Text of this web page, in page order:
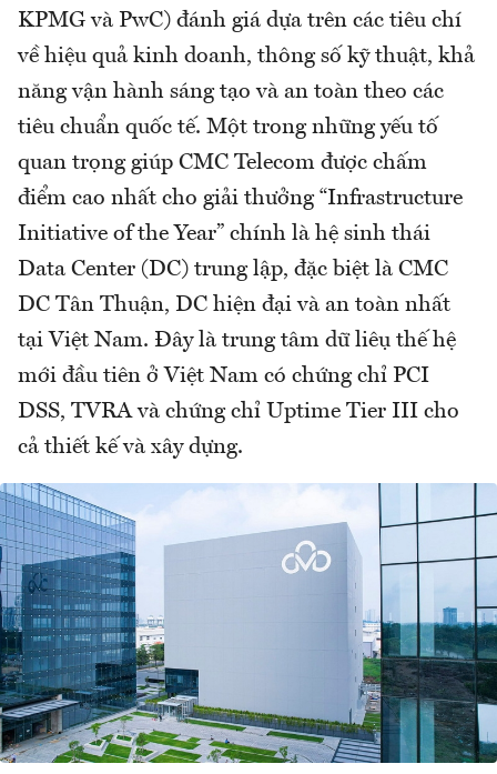
KPMG và PwC) đánh giá dựa trên các tiêu chí
về hiệu quả kinh doanh, thông số kỹ thuật, khả
năng vận hành sáng tạo và an toàn theo các
tiêu chuẩn quốc tế. Một trong những yếu tố
quan trọng giúp CMC Telecom được chấm
điểm cao nhất cho giải thưởng “Infrastructure
Initiative of the Year” chính là hệ sinh thái
Data Center (DC) trung lập, đặc biệt là CMC
DC Tân Thuận, DC hiện đại và an toàn nhất
tại Việt Nam. Đây là trung tâm dữ liệu thế hệ
mới đầu tiên ở Việt Nam có chứng chỉ PCI
DSS, TVRA và chứng chỉ Uptime Tier III cho
cả thiết kế và xây dựng.